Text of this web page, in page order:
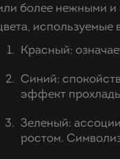
более нежными и
используемые
Красный:
Синий:
эффект
Зеленый:
ростом.